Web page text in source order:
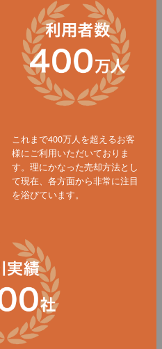
これまで400万人を超えるお客
様にご利用いただいておりま
す。理にかなった売却方法とし
て現在、各方面から非常に注目
を浴びています。